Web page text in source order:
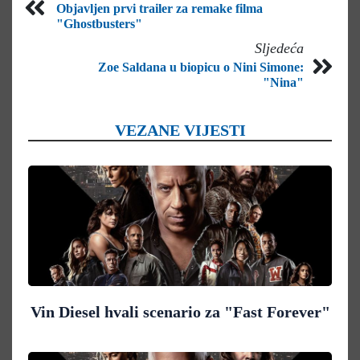
Objavljen prvi trailer za remake filma
"Ghostbusters"
Sljedeća
Zoe Saldana u biopicu o Nini Simone:
"Nina"
VEZANE VIJESTI
Vin Diesel hvali scenario za "Fast Forever"